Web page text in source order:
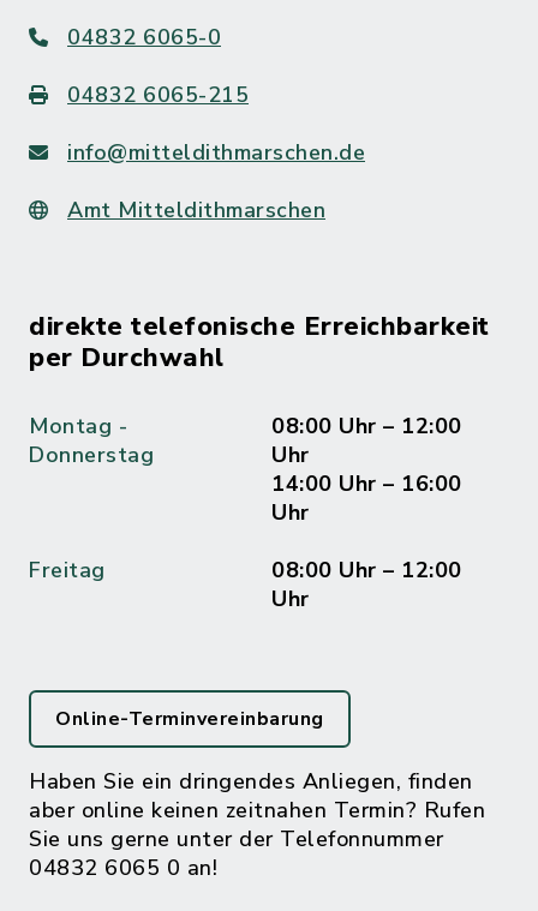
04832 6065-0
04832 6065-215
info@mitteldithmarschen.de
Amt Mitteldithmarschen
direkte telefonische Erreichbarkeit
per Durchwahl
Montag -
Donnerstag
08:00 Uhr – 12:00
Uhr
14:00 Uhr – 16:00
Uhr
Freitag
08:00 Uhr – 12:00
Uhr
Online-Terminvereinbarung
Haben Sie ein dringendes Anliegen, finden
aber online keinen zeitnahen Termin? Rufen
Sie uns gerne unter der Telefonnummer
04832 6065 0 an!